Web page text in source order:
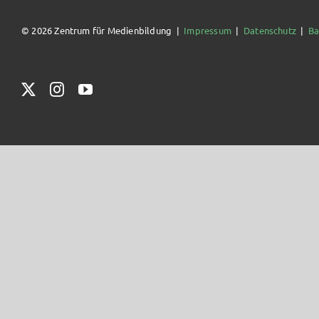
© 2026 Zentrum für Medienbildung | Impressum| Datenschutz |